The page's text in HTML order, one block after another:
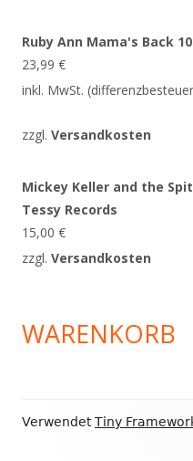
Ruby Ann Mama's Back
23,99 €
inkl. MwSt.
zzgl. Versandkosten
Mickey Keller and the
Tessy Records
15,00 €
zzgl. Versandkosten
WARENKORB
Footer
VerwendetTiny